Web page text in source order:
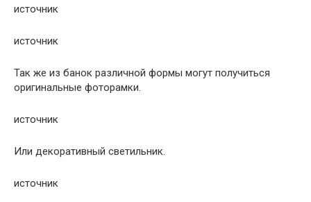
источник
источник
Так же из банок различной формы могут получиться
оригинальные фоторамки.
источник
Или декоративный светильник.
источник